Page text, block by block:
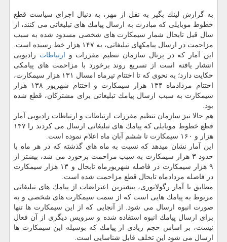
به گزارش لینك بگیر به نقل از مهر، به دنبال اجرای سیاست قطع
خطوط موبایلی كه مبادرت به ارسال پیامك های تبلیغاتی می كنند، از
سال قبل تابحال شمار سیمكارت های شخصی مسدود شده به سبب
مزاحمت در ارسال پیامكهای تبلیغاتی، به ۱۴۷ هزار خط رسیده است.
این آمار كه در پرتال سازمان تنظیم مقررات و ارتباطات رادیویی
انتشار یافته است از تسریع روند برخورد با مزاحمت های پیامكی
حكایت دارد؛ به نحوی كه تا اختتام تیرماه امسال ۱۳۱ هزار سیمكارت،
اختتام مردادماه ۱۳۴ هزار سیمكارت و اختتام شهریور ۱۳۸ هزار
سیمكارت به سبب ارسال پیامك تبلیغاتی برای مشتركان، قطع شده
بود.
هم حالا نیز سازمان تنظیم مقررات ارتباطات و ارتباطات رادیویی آمار
قطع خطوط موبایلی كه پیامك های تبلیغاتی ارسال می كردند را ۱۴۷
هزار و ۱۶۰ سیمكارت تا ششم آبان ماه اعلام نموده است.
این آمار نشان میدهد كه نسبت به ماه های گذشته كه در هر ماه با
حدود ۳ هزار سیمكارت به سبب مزاحمت برخورد می شد، بیشتر از
۹ هزار سیمكارت در فاصله شهریورماه تابحال و ۱۳ هزار سیمكارت
در فاصله مردادماه تابحال قطع مزاحمت شده است.
مطابق با آمار رگولاتوری، بیشترین اعتراضات از پیامك های تبلیغاتی
مربوط به پیامك هایی است كه از سمت سیمكارت های شخصی و به
صورت انبوه ارسال می شود. از آنجایی كه از این سیمكارت ها تنها
برای ارسال پیامك انبوه استفاده شده و سرویس دیگری از آن فعال
نیست، بر اساس حجم زیادی از پیامك كه بوسیله این سیمكارت ها
ارسال می شود این تخلف قابل شناسایی است.